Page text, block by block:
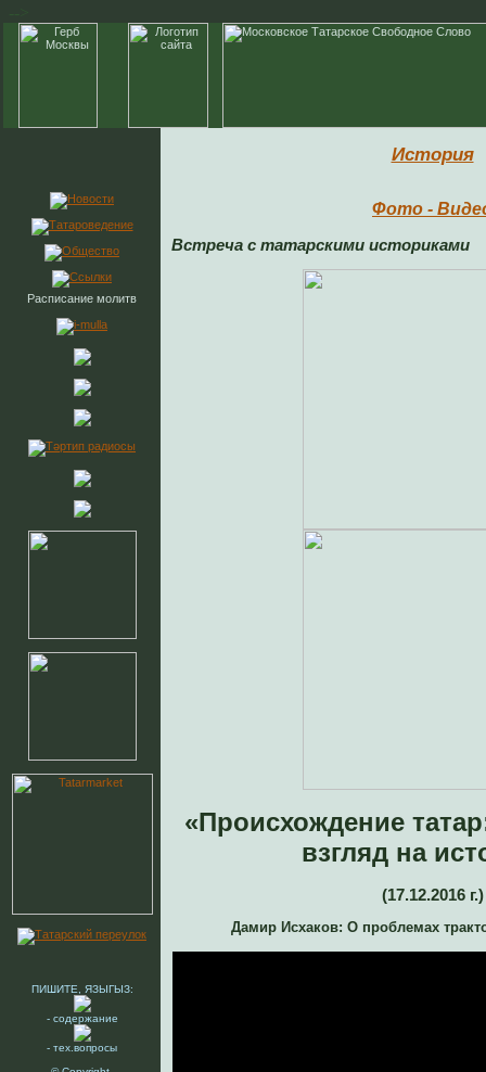
Расписание молитв
ПИШИТЕ, ЯЗЫГЫЗ:
- содержание
- тех.вопросы
История
Фото -
Встреча с татарскими историками
«Происхождение
взгляд на
(17.12.2016 г.)
Дамир Исхаков: О проблемах